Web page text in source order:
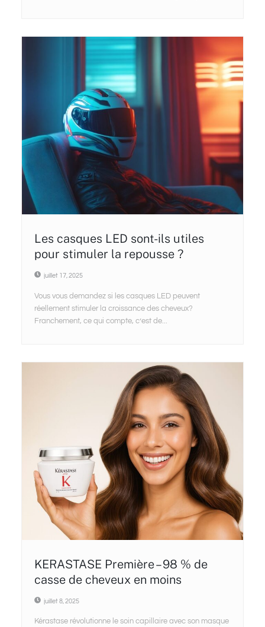
Les casques LED sont-ils utiles
pour stimuler la repousse ?
juillet 17, 2025
Vous vous demandez si les casques LED peuvent
réellement stimuler la croissance des cheveux?
Franchement, ce qui compte, c’est de...
KERASTASE Première – 98 % de
casse de cheveux en moins
juillet 8, 2025
Kérastase révolutionne le soin capillaire avec son masque